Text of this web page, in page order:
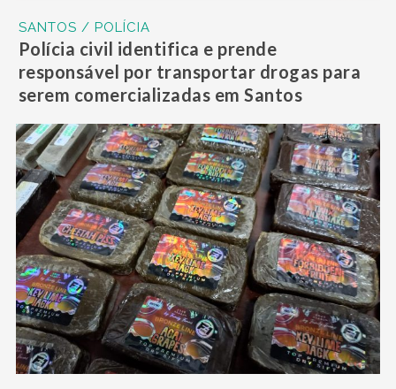
SANTOS / POLÍCIA
Polícia civil identifica e prende
responsável por transportar drogas para
serem comercializadas em Santos